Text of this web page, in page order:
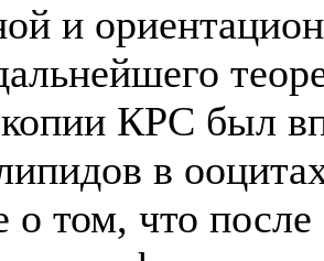
и
КРС был
в
о том, что после